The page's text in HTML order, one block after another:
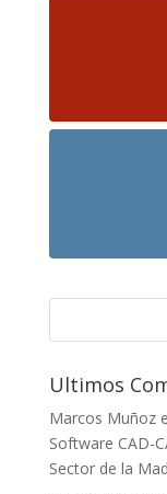
Ultimos
Marcos Muñoz
Software CAD-
Sector de la